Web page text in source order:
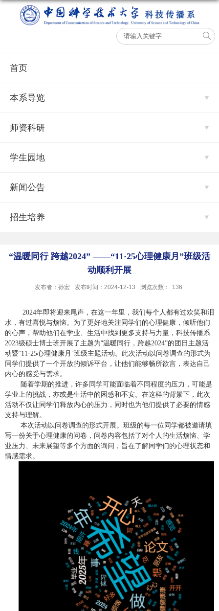
首页
本系导览
师资科研
学生园地
新闻公告
招生培养
“温暖同行 跨越2024” ——“11·25心理健康月”班级活
动顺利开展
发布者：孙宏 发布时间：2024-12-13 浏览次数： 136
2024年即将迎来尾声，在这一年里，我们每个人都有过欢笑和泪
水，有过喜悦与烦恼。为了更好地关注同学们的心理健康，倾听他们
的心声，帮助他们在学业、生活中找到更多支持与力量，科技传播系
2023级硕士博士班开展了主题为“温暖同行，跨越2024”的团日主题活
动暨“11·25心理健康月”班级主题活动。此次活动以问卷调查的形式为
同学们提供了一个开放的倾诉平台，让他们能够畅所欲言，表达自己
内心的感受与需求。
随着学期的推进，许多同学可能面临着不同程度的压力，可能是
学业上的挑战，亦或是生活中的困惑和不安。在这样的背景下，此次
活动不仅让同学们释放内心的压力，同时也为他们提供了必要的情感
支持与理解。
本次活动以问卷调查的形式开展。班级的每一位同学都被邀请填
写一份关于心理健康的问卷，问卷内容包括了对个人的生活烦恼、学
业压力、未来展望等多个方面的询问，旨在了解同学们的心理状态和
情感需求。